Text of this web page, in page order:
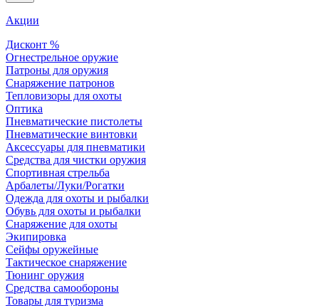
Акции
Дисконт %
Огнестрельное оружие
Патроны для оружия
Снаряжение патронов
Тепловизоры для охоты
Оптика
Пневматические пистолеты
Пневматические винтовки
Аксессуары для пневматики
Средства для чистки оружия
Спортивная стрельба
Арбалеты/Луки/Рогатки
Одежда для охоты и рыбалки
Обувь для охоты и рыбалки
Снаряжение для охоты
Экипировка
Сейфы оружейные
Тактическое снаряжение
Тюнинг оружия
Средства самообороны
Товары для туризма